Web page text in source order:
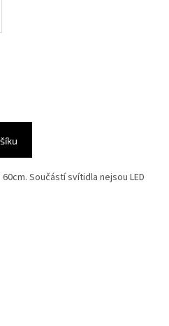
Součástí svítidla nejsou LED